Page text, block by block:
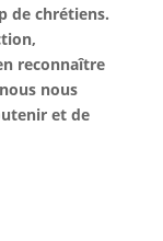
de chrétiens.
reconnaître
nous
et de